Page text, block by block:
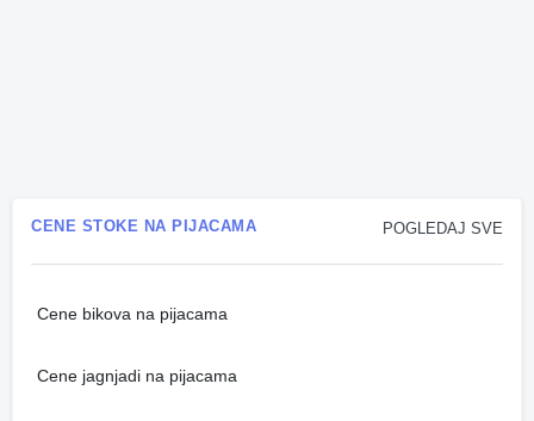
POGLEDAJ SVE
CENE STOKE NA PIJACAMA
Cene bikova na pijacama
Cene jagnjadi na pijacama